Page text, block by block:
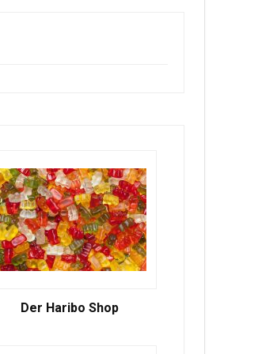
Der Haribo Shop